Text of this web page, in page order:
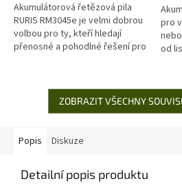
Akumulátorová řetězová pila
RURIS RM3045e je velmi dobrou
volbou pro ty, kteří hledají
přenosné a pohodlné řešení pro
tomuto...
pro
od
ZOBRAZIT VŠECHNY
Popis Diskuze
Detailní popis produktu